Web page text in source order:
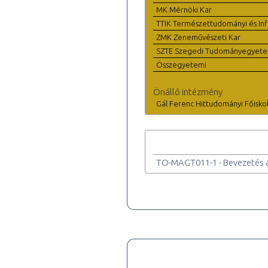
MK Mérnöki Kar
TTIK Természettudományi és
ZMK Zeneművészeti Kar
SZTE Szegedi
Összegyetemi
Önálló intézmény
Gál Ferenc Hittudományi
TO-MAGT011-1 -